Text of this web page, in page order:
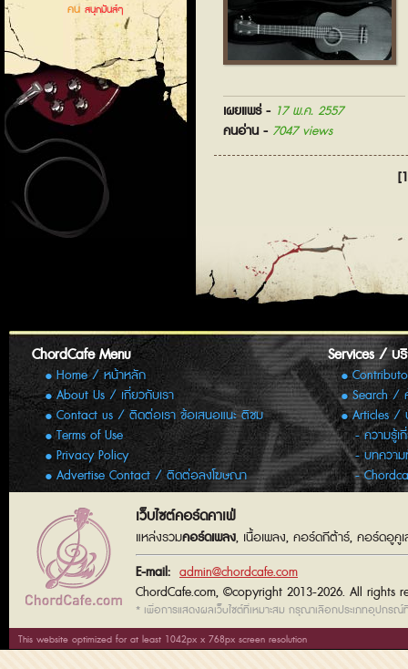
คน สนุกมันส์ๆ
เผยแพร่ - 17 พ.ค. 2557
คนอ่าน - 7047 views
ChordCafe Menu
Home / หน้าหลัก
About Us / เกี่ยวกับเรา
Contact us / ติดต่อเรา ข้อเสนอแนะ ติชม
Terms of Use
Privacy Policy
Advertise Contact / ติดต่อลงโฆษณา
Services / บ
Search /
Articles /
ความรู้
บทความ
เว็บไซต์คอร์ดคาเฟ่
แหล่งรวมคอร์ดเพลง, เนื้อเพลง, คอร์ดกีต้าร์, คอร์ดอูคู
E-mail: admin@chordcafe.com
ChordCafe.com, ©copyright 2013-2026. All rights
* เพื่อการแสดงผลเว็บไซต์ที่เหมาะสม กรุณาเลือกประเภทอุปกรณ์
This website optimized for at least 1042px x 768px screen resolution